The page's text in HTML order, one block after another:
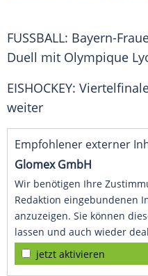
FUSSBALL: Bayern-
Duell mit Olympique
EISHOCKEY:
weiter
Empfohlener externer
Glomex GmbH
Wir benötigen Ihre
Redaktion eingebundenen
anzuzeigen. Sie können
lassen und auch wieder
jetzt aktivieren